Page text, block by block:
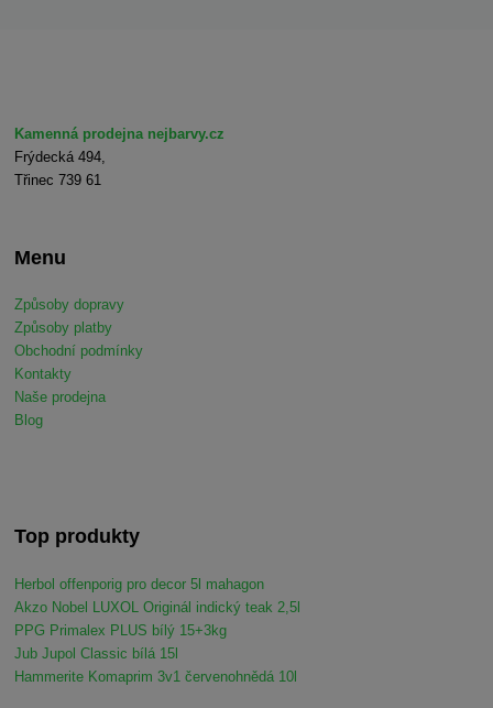
Kamenná prodejna nejbarvy.cz
Frýdecká 494,
Třinec 739 61
Menu
Způsoby dopravy
Způsoby platby
Obchodní podmínky
Kontakty
Naše prodejna
Blog
Top produkty
Herbol offenporig pro decor 5l mahagon
Akzo Nobel LUXOL Originál indický teak 2,5l
PPG Primalex PLUS bílý 15+3kg
Jub Jupol Classic bílá 15l
Hammerite Komaprim 3v1 červenohnědá 10l